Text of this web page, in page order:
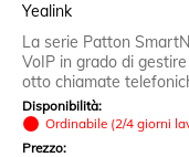
Yealink
La serie Patton
VoIP in grado di
otto chiamate
Disponibilità:
Ordinabile (2/4 giorni
Prezzo: